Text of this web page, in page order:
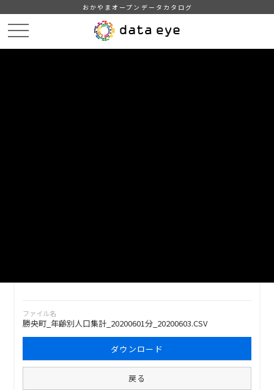
おかやまオープンデータカタログ
ファイル名
勝央町_年齢別人口集計_20200601分_20200603.CSV
ダウンロード
戻る